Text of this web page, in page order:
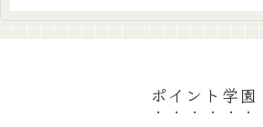
ポイント学園